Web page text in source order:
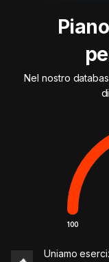
Nel nostro
100
Uniamo